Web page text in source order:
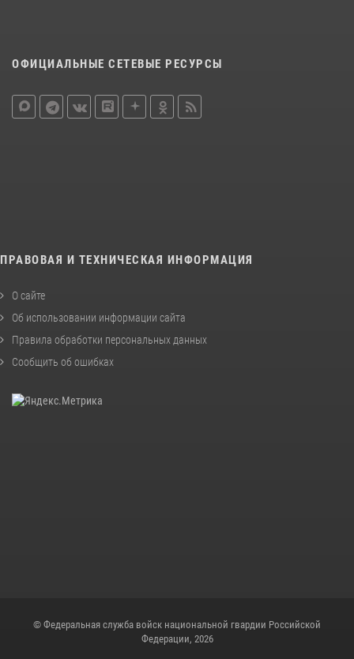
ОФИЦИАЛЬНЫЕ СЕТЕВЫЕ РЕСУРСЫ
ПРАВОВАЯ И ТЕХНИЧЕСКАЯ ИНФОРМАЦИЯ
О сайте
Об использовании информации сайта
Правила обработки персональных данных
Сообщить об ошибках
© Федеральная служба войск национальной гвардии Российской
Федерации, 2026